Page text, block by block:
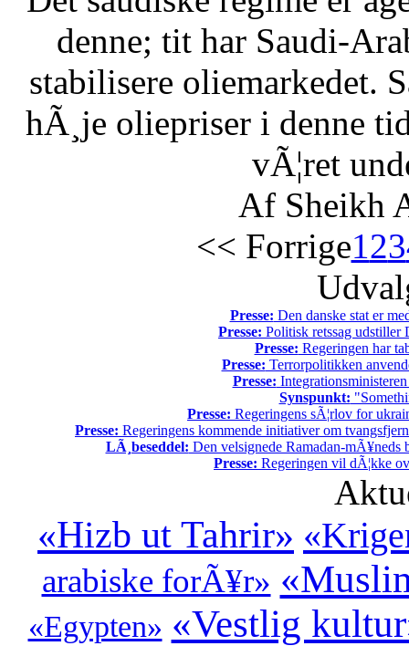
denne; tit har Saudi-
stabilisere oliemarkedet.
hÃ¸je oliepriser i denne
vÃ¦ret
Af Sheikh
<< Forrige123
Presse: Den danske stat er
Presse: Politisk retssag udstiller
Presse: Regeringen har
Presse: Terrorpolitikken
Presse:
Synspunkt:
Presse: Regeringens sÃ¦rlov for
Presse: Regeringens kommende initiativer om
LÃ¸beseddel: Den velsignede Ramadan-mÃ¥neds
Presse: Regeringen vil dÃ¦kke
«Hizb ut Tahrir»
arabiske forÃ¥r»
«Egypten» «Vestlig